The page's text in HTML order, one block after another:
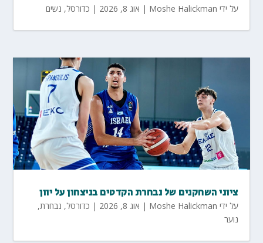
על ידי Moshe Halickman
| אוג 8, 2026 | כדורסל, נשים
ציוני השחקנים של נבחרת הקדטים בניצחון על יוון
על ידי Moshe Halickman
| אוג 8, 2026 | כדורסל, נבחרת,
נוער